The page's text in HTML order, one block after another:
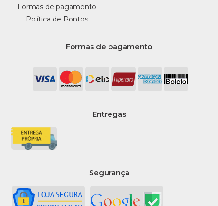
Formas de pagamento
Política de Pontos
Formas de pagamento
Entregas
Segurança